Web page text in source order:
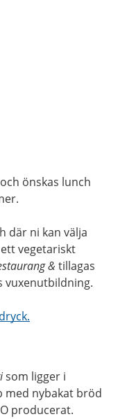
önskas lunch
där ni kan välja
vegetariskt
& tillagas
vuxenutbildning.
som ligger i
med nybakat bröd
producerat.